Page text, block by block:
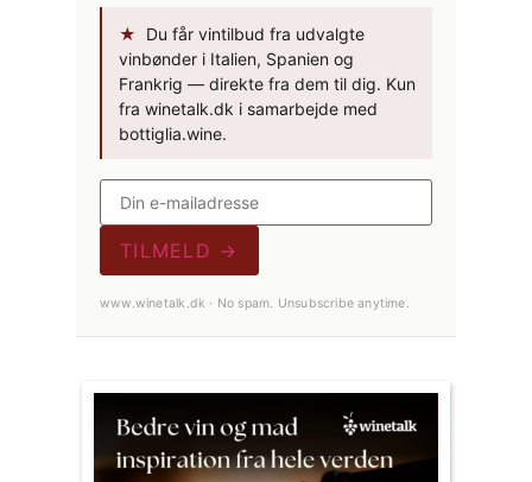
★
Du får vintilbud fra udvalgte
vinbønder i Italien, Spanien og
Frankrig — direkte fra dem til dig. Kun
fra winetalk.dk i samarbejde med
bottiglia.wine.
TILMELD →
www.winetalk.dk · No spam. Unsubscribe anytime.